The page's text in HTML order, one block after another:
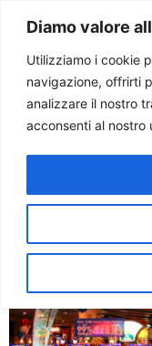
Diamo valore
Utilizziamo i cookie
navigazione, offrirti
analizzare il nostro
acconsenti al nostro
Tag:
Gioco